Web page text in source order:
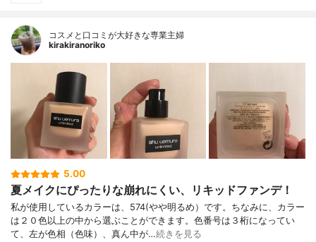
コスメと口コミが大好きな専業主婦
kirakiranoriko
5.00
夏メイクにぴったりな崩れにくい、リキッドファンデ！
私が使用しているカラーは、574(やや明るめ）です。ちなみに、カラー
は２０色以上の中から選ぶことができます。色番号は３桁になってい
て、左が色相（色味）、真ん中が…続きを見る